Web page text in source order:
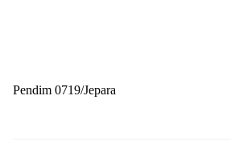
Pendim 0719/Jepara